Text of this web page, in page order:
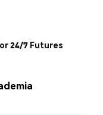
24/7 Futures